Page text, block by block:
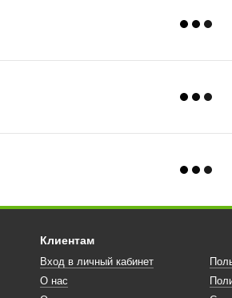
Клиентам
Вход в личный кабинет
О нас